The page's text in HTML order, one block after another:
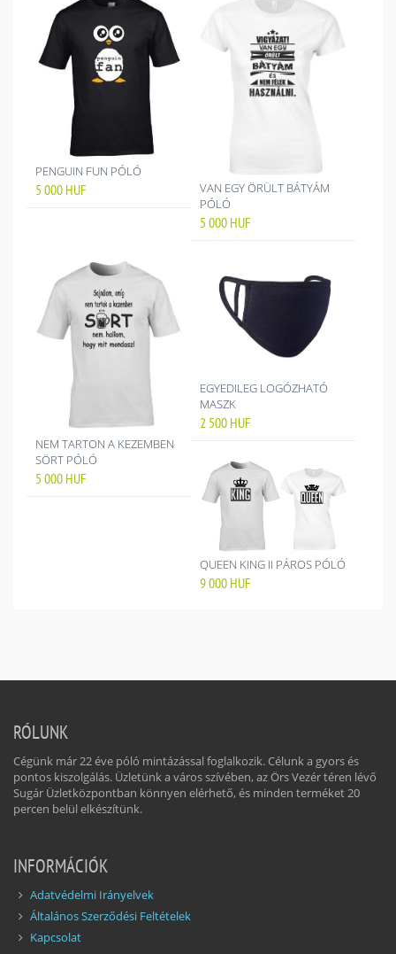
PENGUIN FUN PÓLÓ
5 000 HUF
VAN EGY ÖRÜLT BÁTYÁM
PÓLÓ
5 000 HUF
NEM TARTON A KEZEMBEN
SÖRT PÓLÓ
5 000 HUF
EGYEDILEG LOGÓZHATÓ
MASZK
2 500 HUF
QUEEN KING II PÁROS PÓLÓ
9 000 HUF
RÓLUNK
Cégünk már 22 éve póló mintázással foglalkozik. Célunk a gyors és
pontos kiszolgálás. Üzletünk a város szívében, az Örs Vezér téren lévő
Sugár Üzletközpontban könnyen elérhető, és minden terméket 20
percen belül elkészítünk.
INFORMÁCIÓK
Adatvédelmi Irányelvek
Általános Szerződési Feltételek
Kapcsolat